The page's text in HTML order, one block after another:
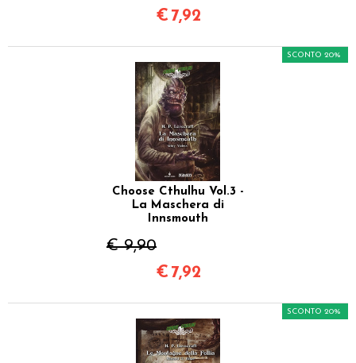
€ 7,92
Choose Cthulhu Vol.3 -
La Maschera di
Innsmouth
€ 9,90
SCONTO 20%
€ 7,92
SCONTO 20%